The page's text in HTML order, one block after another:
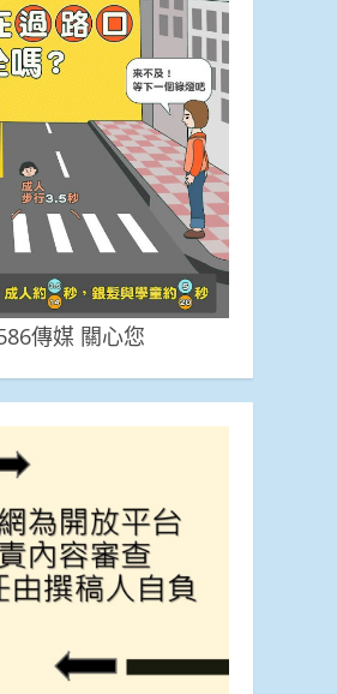
傳媒 關心您